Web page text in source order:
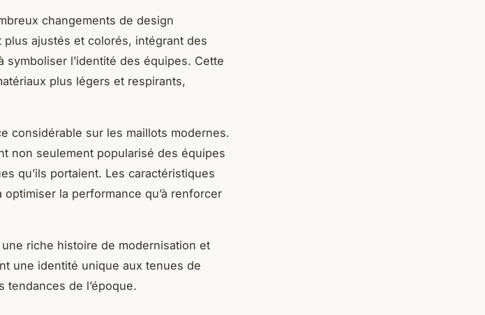
changements de design
ajustés et colorés, intégrant des
l’identité des équipes. Cette
plus légers et respirants,
considérable sur les maillots modernes.
non seulement popularisé des équipes
qu’ils portaient. Les caractéristiques
la performance qu’à renforcer
riche histoire de modernisation et
une identité unique aux tenues de
de l’époque.